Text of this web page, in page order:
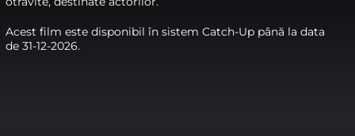
Acest film este disponibil în sistem Catch-Up până la data
de 31-12-2026.